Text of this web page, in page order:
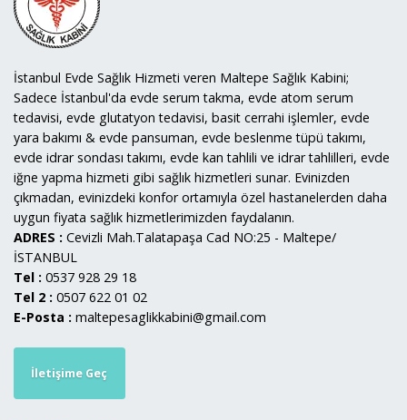
İstanbul Evde Sağlık Hizmeti veren Maltepe Sağlık Kabini;
Sadece İstanbul'da evde serum takma, evde atom serum
tedavisi, evde glutatyon tedavisi, basit cerrahi işlemler, evde
yara bakımı & evde pansuman, evde beslenme tüpü takımı,
evde idrar sondası takımı, evde kan tahlili ve idrar tahlilleri, evde
iğne yapma hizmeti gibi sağlık hizmetleri sunar. Evinizden
çıkmadan, evinizdeki konfor ortamıyla özel hastanelerden daha
uygun fiyata sağlık hizmetlerimizden faydalanın.
ADRES : Cevizli Mah.Talatapaşa Cad NO:25 - Maltepe/
İSTANBUL
Tel : 0537 928 29 18
Tel 2 : 0507 622 01 02
E-Posta : maltepesaglikkabini@gmail.com
İletişime Geç